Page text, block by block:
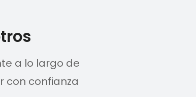
a lo largo de
con confianza